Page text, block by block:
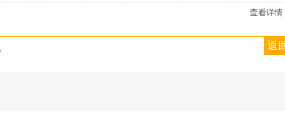
查看详情
返